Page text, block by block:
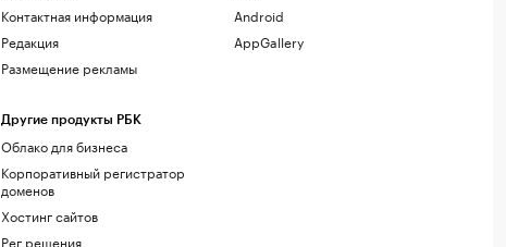
Контактная информация
Редакция
Размещение рекламы
Другие продукты РБК
Облако для бизнеса
Корпоративный регистратор
доменов
Хостинг сайтов
Рег.решения
Android
AppGallery